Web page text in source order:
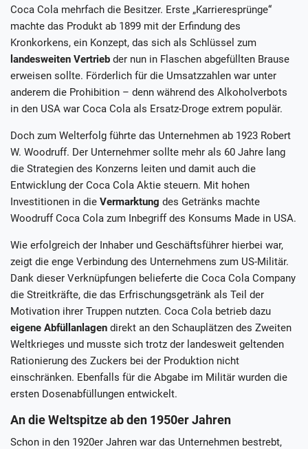
Coca Cola mehrfach die Besitzer. Erste „Karrieresprünge“
machte das Produkt ab 1899 mit der Erfindung des
Kronkorkens, ein Konzept, das sich als Schlüssel zum
landesweiten Vertrieb der nun in Flaschen abgefüllten Brause
erweisen sollte. Förderlich für die Umsatzzahlen war unter
anderem die Prohibition – denn während des Alkoholverbots
in den USA war Coca Cola als Ersatz-Droge extrem populär.
Doch zum Welterfolg führte das Unternehmen ab 1923 Robert
W. Woodruff. Der Unternehmer sollte mehr als 60 Jahre lang
die Strategien des Konzerns leiten und damit auch die
Entwicklung der Coca Cola Aktie steuern. Mit hohen
Investitionen in die Vermarktung des Getränks machte
Woodruff Coca Cola zum Inbegriff des Konsums Made in USA.
Wie erfolgreich der Inhaber und Geschäftsführer hierbei war,
zeigt die enge Verbindung des Unternehmens zum US-Militär.
Dank dieser Verknüpfungen belieferte die Coca Cola Company
die Streitkräfte, die das Erfrischungsgetränk als Teil der
Motivation ihrer Truppen nutzten. Coca Cola betrieb dazu
eigene Abfüllanlagen direkt an den Schauplätzen des Zweiten
Weltkrieges und musste sich trotz der landesweit geltenden
Rationierung des Zuckers bei der Produktion nicht
einschränken. Ebenfalls für die Abgabe im Militär wurden die
ersten Dosenabfüllungen entwickelt.
An die Weltspitze ab den 1950er Jahren
Schon in den 1920er Jahren war das Unternehmen bestrebt,